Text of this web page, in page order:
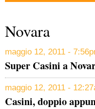
Novara
maggio 12, 2011 -
Super Casini a
maggio 12, 2011 -
Casini, doppio